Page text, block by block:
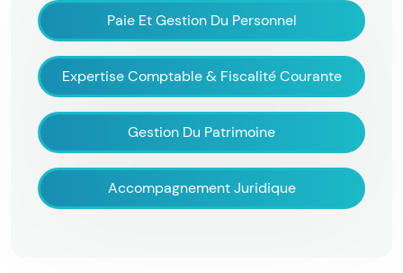
Paie Et Gestion Du Personnel
Expertise Comptable & Fiscalité Courante
Gestion Du Patrimoine
Accompagnement Juridique